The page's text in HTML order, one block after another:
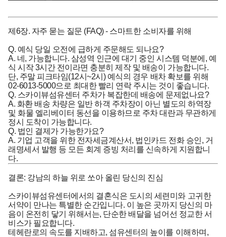
제6장. 자주 묻는 질문 (FAQ) - 스마트한 소비자를 위해
Q. 예식 당일 오전에 급하게 주문해도 되나요?
A. 네, 가능합니다. 삼성역 인근에 대기 중인 시스템 덕분에, 예
식 시작 3시간 전이라면 충분히 제작 및 배송이 가능합니다.
단, 주말 피크타임(12시~2시) 예식의 경우 배차 확보를 위해
02-6013-5000으로 최대한 빨리 연락 주시는 것이 좋습니다.
Q. 스카이뷰섬유센터 주차가 복잡한데 배송에 문제없나요?
A. 화환 배송 차량은 일반 하객 주차장이 아닌 별도의 하역장
및 화물 엘리베이터 동선을 이용하므로 주차 대란과 무관하게
정시 도착이 가능합니다.
Q. 법인 결제가 가능한가요?
A. 기업 고객을 위한 전자세금계산서, 법인카드 전화 승인, 거
래명세서 발행 등 모든 회계 증빙 처리를 신속하게 지원합니
다.
결론: 강남의 하늘 위로 쏘아 올린 당신의 진심
스카이뷰섬유센터에서의 결혼식은 도시의 세련미와 고귀한
서약이 만나는 특별한 순간입니다. 이 높은 곳까지 당신의 마
음이 온전히 닿기 위해서는, 단순한 배달을 넘어선 정교한 서
비스가 필요합니다.
테헤란로의 속도를 지배하고, 섬유센터의 높이를 이해하며,